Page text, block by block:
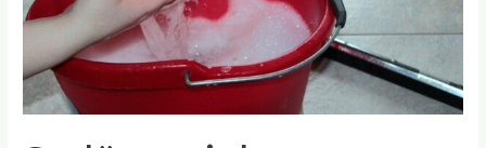
verwirklichen